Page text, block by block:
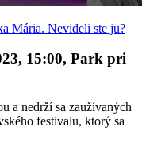
Mária. Nevideli ste ju?
15:00, Park pri
a nedrží sa zaužívaných
festivalu, ktorý sa